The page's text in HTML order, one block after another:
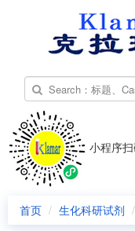
小程序
首页 生化科研试剂